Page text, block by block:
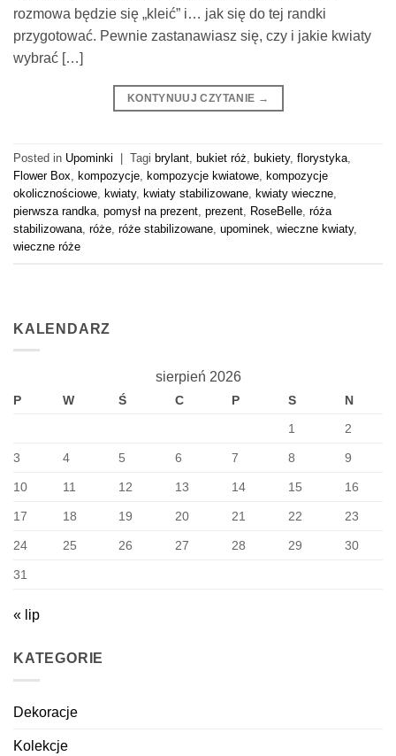
rozmowa będzie się „kleić” i… jak się do tej randki
przygotować. Pewnie zastanawiasz się, czy i jakie kwiaty
wybrać […]
KONTYNUUJ CZYTANIE →
Posted in Upominki Tagi brylant bukiet róż bukiety, florystyka
Flower Box
kompozycje kompozycje kwiatowe
kompozycje
okolicznościowe
kwiaty, kwiaty stabilizowane kwiaty wieczne
pierwsza randka pomysł na prezent prezent RoseBelle róża
stabilizowana róże róże stabilizowane upominek wieczne kwiaty,
wieczne róże
KALENDARZ
sierpień 2026
P W Ś C P S
N
1
2
3 4 5 6 7 8 9
10 11 12 13 14 15 16
17 18 19 20 21 22 23
24 25 26 27 28 29 30
31
« lip
KATEGORIE
Dekoracje
Kolekcje